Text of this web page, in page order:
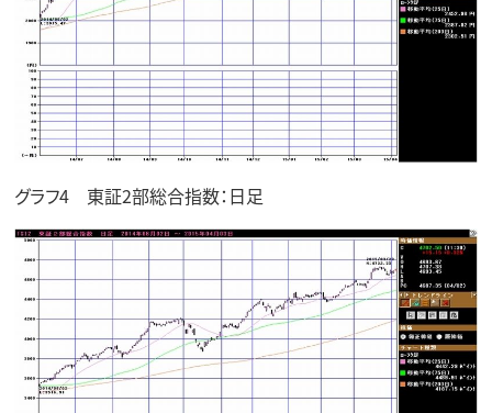
グラフ4 東証2部総合指数：日足